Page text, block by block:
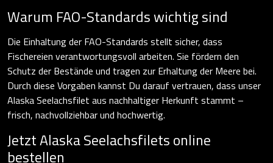
Warum FAO-Standards wichtig sind
Die Einhaltung der FAO-Standards stellt sicher, dass
Fischereien verantwortungsvoll arbeiten. Sie fördern den
Schutz der Bestände und tragen zur Erhaltung der Meere bei.
Durch diese Vorgaben kannst Du darauf vertrauen, dass unser
Alaska Seelachsfilet aus nachhaltiger Herkunft stammt –
frisch, nachvollziehbar und hochwertig.
Jetzt Alaska Seelachsfilets online
bestellen